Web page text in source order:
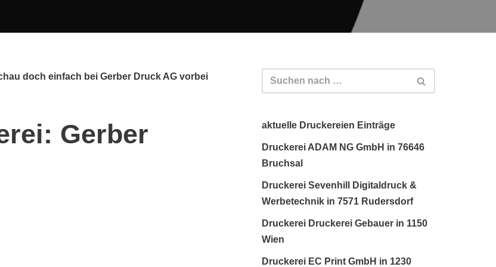
doch einfach bei Gerber Druck AG vorbei
Gerber
aktuelle Druckereien Einträge
Druckerei ADAM NG GmbH in 76646
Bruchsal
Druckerei Sevenhill Digitaldruck &
Werbetechnik in 7571 Rudersdorf
Druckerei Druckerei Gebauer in 1150
Wien
Druckerei EC Print GmbH in 1230